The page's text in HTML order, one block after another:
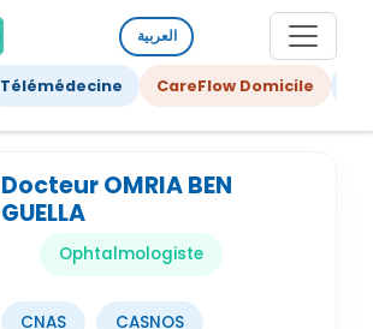
العربية
Télémédecine CareFlow Domicile
Docteur OMRIA BEN
GUELLA
Ophtalmologiste
CNAS CASNOS